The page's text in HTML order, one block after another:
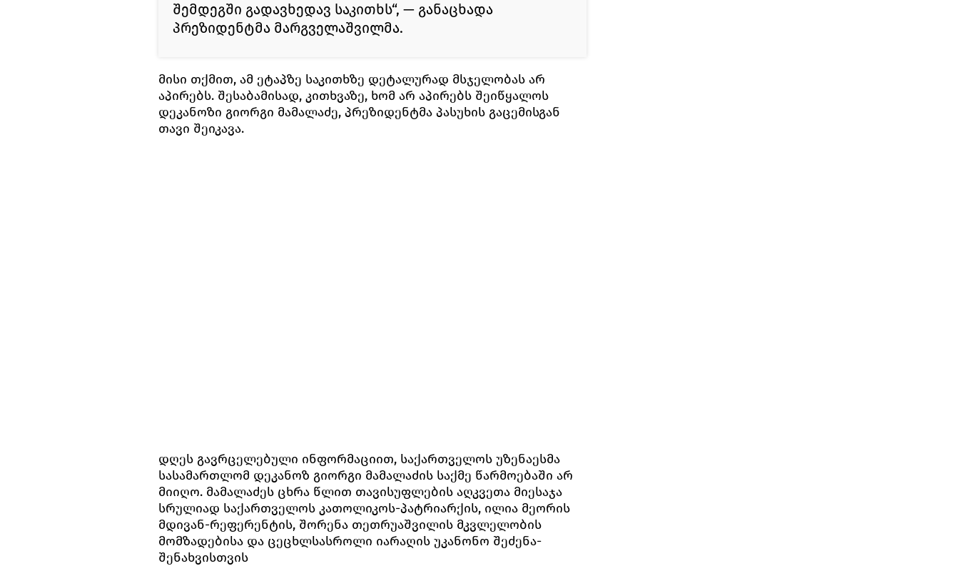
შემდეგში გადავხედავ საკითხს“, — განაცხადა
პრეზიდენტმა მარგველაშვილმა.
მისი თქმით, ამ ეტაპზე საკითხზე დეტალურად მსჯელობას არ
აპირებს. შესაბამისად, კითხვაზე, ხომ არ აპირებს შეიწყალოს
დეკანოზი გიორგი მამალაძე, პრეზიდენტმა პასუხის გაცემისგან
თავი შეიკავა.
დღეს გავრცელებული ინფორმაციით, საქართველოს უზენაესმა
სასამართლომ დეკანოზ გიორგი მამალაძის საქმე წარმოებაში არ
მიიღო. მამალაძეს ცხრა წლით თავისუფლების აღკვეთა მიესაჯა
სრულიად საქართველოს კათოლიკოს-პატრიარქის, ილია მეორის
მდივან-რეფერენტის, შორენა თეთრუაშვილის მკვლელობის
მომზადებისა და ცეცხლსასროლი იარაღის უკანონო შეძენა-
შენახვისთვის